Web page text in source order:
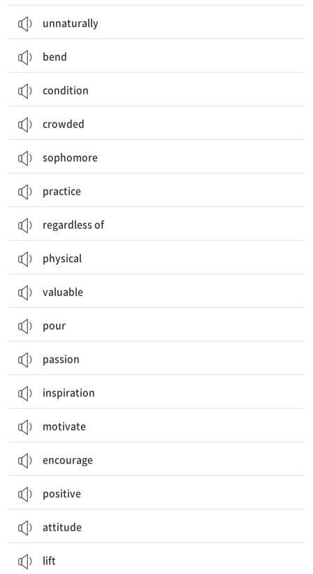
unnaturally
bend
condition
crowded
sophomore
practice
regardless of
physical
valuable
pour
passion
inspiration
motivate
encourage
positive
attitude
lift